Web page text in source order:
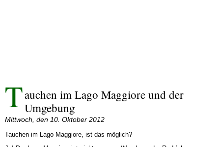
Tauchen im Lago Maggiore und der
Umgebung
Mittwoch, den 10. Oktober 2012
Tauchen im Lago Maggiore, ist das möglich?